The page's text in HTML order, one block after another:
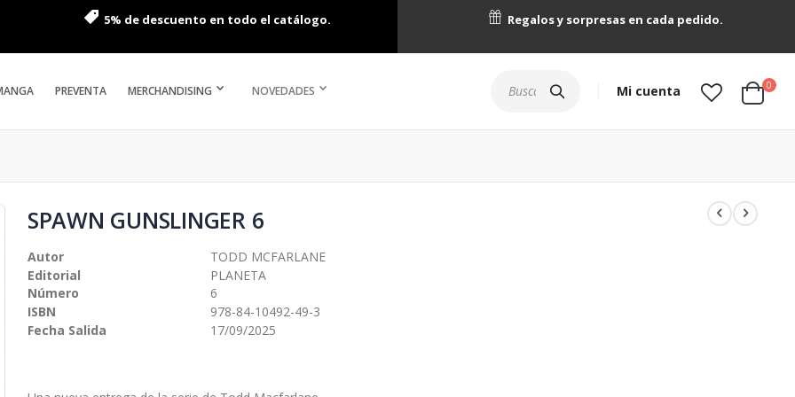
5% de descuento en todo el catálogo. Regalos y sorpresas en cada pedido.
PREVENTA MERCHANDISING NOVEDADES Mi cuenta Cart
0
SPAWN GUNSLINGER 6
Autor
TODD MCFARLANE
Editorial
PLANETA
Número
6
ISBN
978-84-10492-49-3
Fecha Salida
17/09/2025